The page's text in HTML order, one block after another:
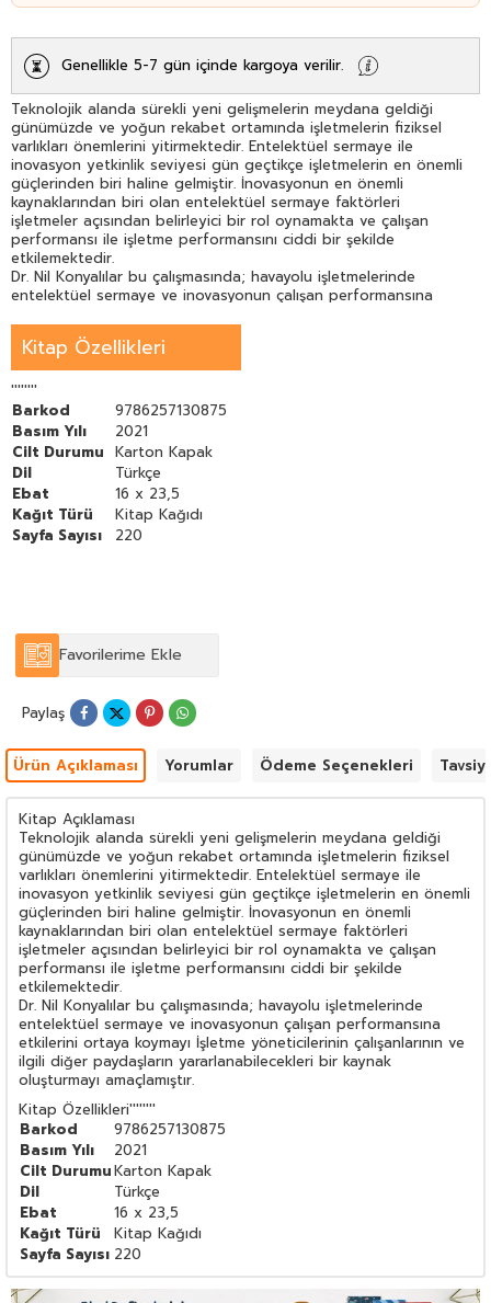
Genellikle 5-7 gün içinde kargoya verilir.
Teknolojik alanda sürekli yeni gelişmelerin meydana geldiği
günümüzde ve yoğun rekabet ortamında işletmelerin fiziksel
varlıkları önemlerini yitirmektedir. Entelektüel sermaye ile
inovasyon yetkinlik seviyesi gün geçtikçe işletmelerin en önemli
güçlerinden biri haline gelmiştir. İnovasyonun en önemli
kaynaklarından biri olan entelektüel sermaye faktörleri
işletmeler açısından belirleyici bir rol oynamakta ve çalışan
performansı ile işletme performansını ciddi bir şekilde
etkilemektedir.
Dr. Nil Konyalılar bu çalışmasında; havayolu işletmelerinde
entelektüel sermaye ve inovasyonun çalışan performansına
ilgili diğer paydaşların yararlanabilecekleri bir kaynak
oluşturmayı amaçlamıştır.
Kitap Özellikleri
''''''''
Barkod
9786257130875
Basım Yılı
2021
Cilt Durumu Karton Kapak
Dil
Türkçe
Ebat
16 x 23,5
Kağıt Türü
Kitap Kağıdı
Sayfa Sayısı
220
Favorilerime Ekle
Paylaş
Ürün Açıklaması Yorumlar Ödeme Seçenekleri
Kitap Açıklaması
Teknolojik alanda sürekli yeni gelişmelerin meydana geldiği
günümüzde ve yoğun rekabet ortamında işletmelerin fiziksel
varlıkları önemlerini yitirmektedir. Entelektüel sermaye ile
inovasyon yetkinlik seviyesi gün geçtikçe işletmelerin en önemli
güçlerinden biri haline gelmiştir. İnovasyonun en önemli
kaynaklarından biri olan entelektüel sermaye faktörleri
işletmeler açısından belirleyici bir rol oynamakta ve çalışan
performansı ile işletme performansını ciddi bir şekilde
etkilemektedir.
Dr. Nil Konyalılar bu çalışmasında; havayolu işletmelerinde
entelektüel sermaye ve inovasyonun çalışan performansına
etkilerini ortaya koymayı İşletme yöneticilerinin çalışanlarının ve
ilgili diğer paydaşların yararlanabilecekleri bir kaynak
oluşturmayı amaçlamıştır.
Kitap Özellikleri''''''''
Barkod
9786257130875
Basım Yılı
2021
Cilt DurumuKarton Kapak
Dil
Türkçe
Ebat
16 x 23,5
Kağıt Türü
Kitap Kağıdı
Sayfa Sayısı 220